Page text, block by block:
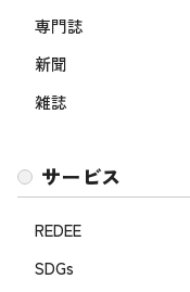
専門誌
新聞
雑誌
サービス
REDEE
SDGs